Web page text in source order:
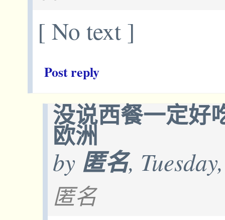
[ No text ]
Post reply
没说西餐一定好
欧洲
by 匿名,
匿名